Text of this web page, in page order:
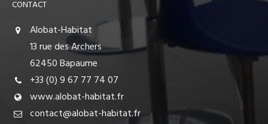
CONTACT
Alobat-Habitat
13 rue des Archers
62450 Bapaume
+33 (0) 9 67 77 74 07
www.alobat-habitat.fr
contact@alobat-habitat.fr